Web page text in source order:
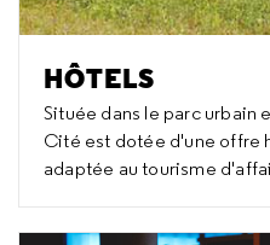
HÔTELS
Située dans le parc urbain
Cité est dotée d'une offre
adaptée au tourisme